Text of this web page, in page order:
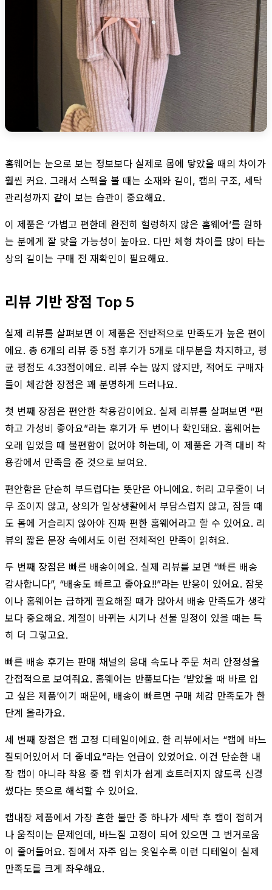
홈웨어는 눈으로 보는 정보보다 실제로 몸에 닿았을 때의 차이가
훨씬 커요. 그래서 스펙을 볼 때는 소재와 길이, 캡의 구조, 세탁
관리성까지 같이 보는 습관이 중요해요.
이 제품은 ‘가볍고 편한데 완전히 헐렁하지 않은 홈웨어’를 원하
는 분에게 잘 맞을 가능성이 높아요. 다만 체형 차이를 많이 타는
상의 길이는 구매 전 재확인이 필요해요.
리뷰 기반 장점 Top 5
실제 리뷰를 살펴보면 이 제품은 전반적으로 만족도가 높은 편이
에요. 총 6개의 리뷰 중 5점 후기가 5개로 대부분을 차지하고, 평
균 평점도 4.33점이에요. 리뷰 수는 많지 않지만, 적어도 구매자
들이 체감한 장점은 꽤 분명하게 드러나요.
첫 번째 장점은 편안한 착용감이에요. 실제 리뷰를 살펴보면 “편
하고 가성비 좋아요”라는 후기가 두 번이나 확인돼요. 홈웨어는
오래 입었을 때 불편함이 없어야 하는데, 이 제품은 가격 대비 착
용감에서 만족을 준 것으로 보여요.
편안함은 단순히 부드럽다는 뜻만은 아니에요. 허리 고무줄이 너
무 조이지 않고, 상의가 일상생활에서 부담스럽지 않고, 잠들 때
도 몸에 거슬리지 않아야 진짜 편한 홈웨어라고 할 수 있어요. 리
뷰의 짧은 문장 속에서도 이런 전체적인 만족이 읽혀요.
두 번째 장점은 빠른 배송이에요. 실제 리뷰를 보면 “빠른 배송
감사합니다”, “배송도 빠르고 좋아요!!”라는 반응이 있어요. 잠옷
이나 홈웨어는 급하게 필요해질 때가 많아서 배송 만족도가 생각
보다 중요해요. 계절이 바뀌는 시기나 선물 일정이 있을 때는 특
히 더 그렇고요.
빠른 배송 후기는 판매 채널의 응대 속도나 주문 처리 안정성을
간접적으로 보여줘요. 홈웨어는 반품보다는 ‘받았을 때 바로 입
고 싶은 제품’이기 때문에, 배송이 빠르면 구매 체감 만족도가 한
단계 올라가요.
세 번째 장점은 캡 고정 디테일이에요. 한 리뷰에서는 “캡에 바느
질되어있어서 더 좋네요”라는 언급이 있었어요. 이건 단순한 내
장 캡이 아니라 착용 중 캡 위치가 쉽게 흐트러지지 않도록 신경
썼다는 뜻으로 해석할 수 있어요.
캡내장 제품에서 가장 흔한 불만 중 하나가 세탁 후 캡이 접히거
나 움직이는 문제인데, 바느질 고정이 되어 있으면 그 번거로움
이 줄어들어요. 집에서 자주 입는 옷일수록 이런 디테일이 실제
만족도를 크게 좌우해요.